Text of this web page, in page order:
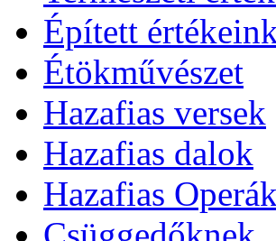
Épített
Étökművészet
Hazafias versek
Hazafias dalok
Hazafias Operák